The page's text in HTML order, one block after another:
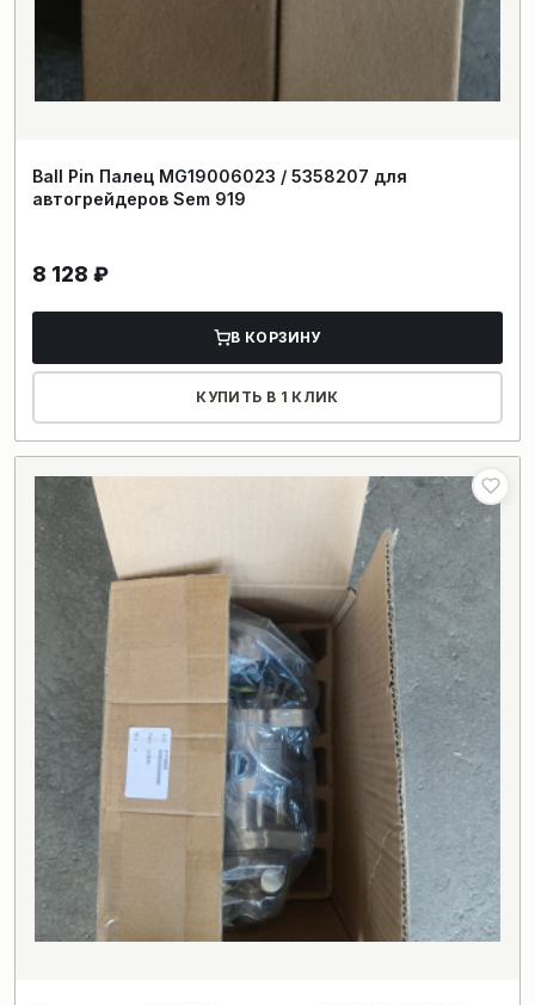
Ball Pin Палец MG19006023 / 5358207 для
автогрейдеров Sem 919
8 128 ₽
В КОРЗИНУ
КУПИТЬ В 1 КЛИК